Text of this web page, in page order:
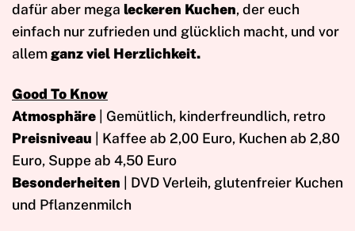
dafür aber mega leckeren Kuchen, der euch
einfach nur zufrieden und glücklich macht, und vor
allemganz viel Herzlichkeit.
Good To Know
Atmosphäre | Gemütlich, kinderfreundlich, retro
Preisniveau | Kaffee ab 2,00 Euro, Kuchen ab 2,80
Euro, Suppe ab 4,50 Euro
Besonderheiten | DVD Verleih, glutenfreier Kuchen
und Pflanzenmilch